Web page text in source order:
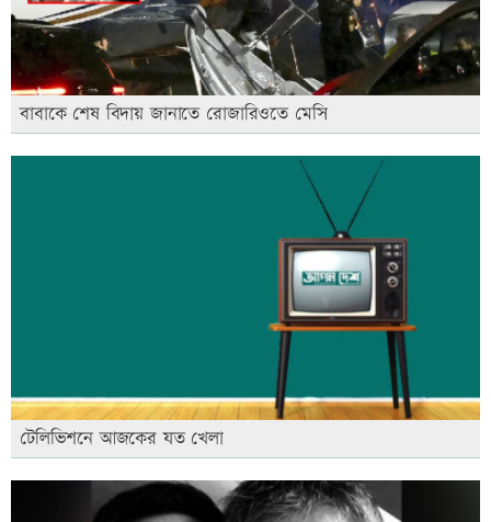
বাবাকে শেষ বিদায় জানাতে রোজারিওতে মেসি
টেলিভিশনে আজকের যত খেলা